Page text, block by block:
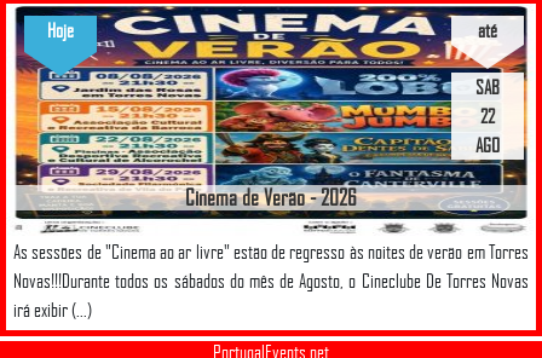
Cinema de Verão - 2026
As sessões de "Cinema ao ar livre" estão de regresso às noites de verão em Torres
Novas!!!Durante todos os sábados do mês de Agosto, o Cineclube De Torres Novas
irá exibir (...)
até
SAB
22
AGO
Hoje
PortugalEvents.net